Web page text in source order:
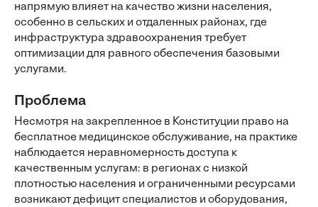
напрямую влияет на качество жизни населения,
особенно в сельских и отдаленных районах, где
инфраструктура здравоохранения требует
оптимизации для равного обеспечения базовыми
услугами.
Проблема
Несмотря на закрепленное в Конституции право на
бесплатное медицинское обслуживание, на практике
наблюдается неравномерность доступа к
качественным услугам: в регионах с низкой
плотностью населения и ограниченными ресурсами
возникают дефицит специалистов и оборудования,